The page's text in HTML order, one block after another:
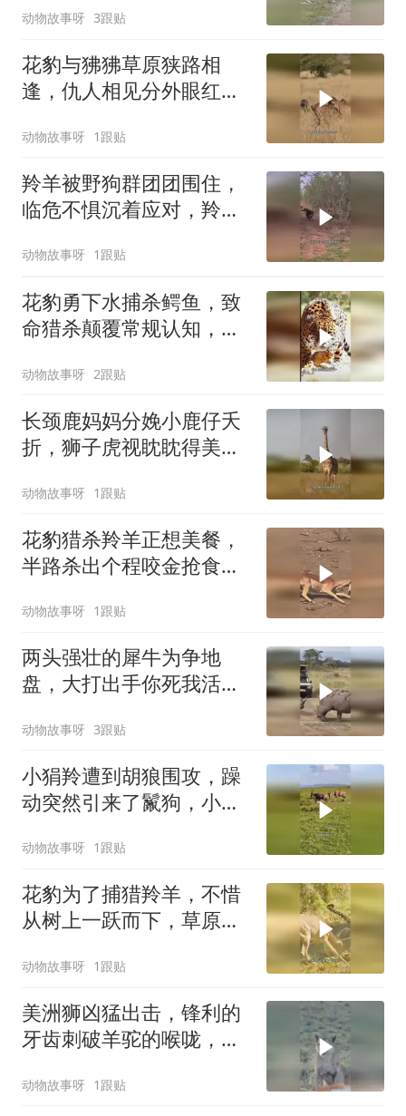
动物故事呀 3跟贴
花豹与狒狒草原狭路相
逢，仇人相见分外眼红，
动物故事呀 1跟贴
羚羊被野狗群团团围住，
临危不惧沉着应对，羚羊
动物故事呀 1跟贴
花豹勇下水捕杀鳄鱼，致
命猎杀颠覆常规认知，草
动物故事呀 2跟贴
长颈鹿妈妈分娩小鹿仔夭
折，狮子虎视眈眈得美
动物故事呀 1跟贴
花豹猎杀羚羊正想美餐，
半路杀出个程咬金抢食，
动物故事呀 1跟贴
两头强壮的犀牛为争地
盘，大打出手你死我活，
动物故事呀 3跟贴
小狷羚遭到胡狼围攻，躁
动突然引来了鬣狗，小狷
动物故事呀 1跟贴
花豹为了捕猎羚羊，不惜
从树上一跃而下，草原上
动物故事呀 1跟贴
美洲狮凶猛出击，锋利的
牙齿刺破羊驼的喉咙，生
动物故事呀 1跟贴